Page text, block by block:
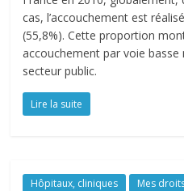
cas, l’accouchement est
(55,8%). Cette proportion
accouchement par voie
secteur public.
Lire la suite
Hôpitaux, cliniques Mes